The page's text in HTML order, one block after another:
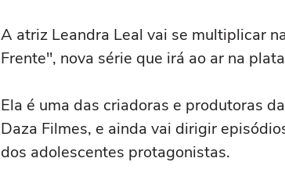
A atriz Leandra Leal vai se multiplicar
Frente", nova série que irá ao ar na
Ela é uma das criadoras e produtoras
Daza Filmes, e ainda vai dirigir
dos adolescentes protagonistas.